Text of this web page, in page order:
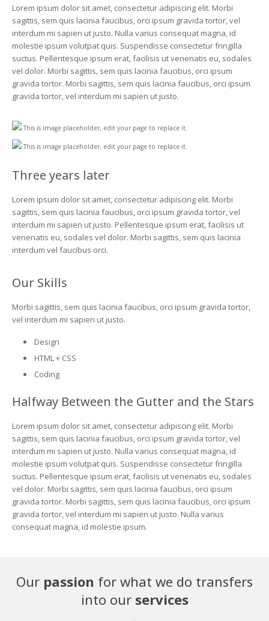
Lorem ipsum dolor sit amet, consectetur adipiscing elit. Morbi
sagittis, sem quis lacinia faucibus, orci ipsum gravida tortor, vel
interdum mi sapien ut justo. Nulla varius consequat magna, id
molestie ipsum volutpat quis. Suspendisse consectetur fringilla
suctus. Pellentesque ipsum erat, facilisis ut venenatis eu, sodales
vel dolor. Morbi sagittis, sem quis lacinia faucibus, orci ipsum
gravida tortor. Morbi sagittis, sem quis lacinia faucibus, orci ipsum
gravida tortor, vel interdum mi sapien ut justo.
This is image placeholder, edit your page to replace it.
This is image placeholder, edit your page to replace it.
Three years later
Lorem ipsum dolor sit amet, consectetur adipiscing elit. Morbi
sagittis, sem quis lacinia faucibus, orci ipsum gravida tortor, vel
interdum mi sapien ut justo. Pellentesque ipsum erat, facilisis ut
venenatis eu, sodales vel dolor. Morbi sagittis, sem quis lacinia
interdum vel faucibus orci.
Our Skills
Morbi sagittis, sem quis lacinia faucibus, orci ipsum gravida tortor,
vel interdum mi sapien ut justo.
Design
HTML + CSS
Coding
Halfway Between the Gutter and the Stars
Lorem ipsum dolor sit amet, consectetur adipiscing elit. Morbi
sagittis, sem quis lacinia faucibus, orci ipsum gravida tortor, vel
interdum mi sapien ut justo. Nulla varius consequat magna, id
molestie ipsum volutpat quis. Suspendisse consectetur fringilla
suctus. Pellentesque ipsum erat, facilisis ut venenatis eu, sodales
vel dolor. Morbi sagittis, sem quis lacinia faucibus, orci ipsum
gravida tortor. Morbi sagittis, sem quis lacinia faucibus, orci ipsum
gravida tortor, vel interdum mi sapien ut justo. Nulla varius
consequat magna, id molestie ipsum.
Our passion for what we do transfers
into our services